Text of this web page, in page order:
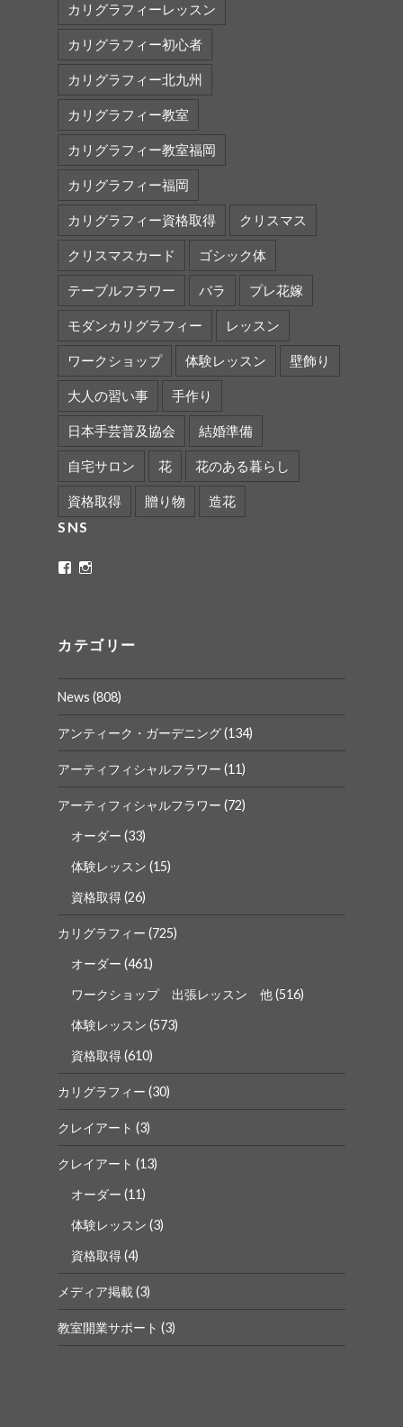
カリグラフィーレッスン
カリグラフィー初心者
カリグラフィー北九州
カリグラフィー教室
カリグラフィー教室福岡
カリグラフィー福岡
カリグラフィー資格取得 クリスマス
クリスマスカード ゴシック体
テーブルフラワー バラ プレ花嫁
モダンカリグラフィー レッスン
ワークショップ 体験レッスン 壁飾り
大人の習い事 手作り
日本手芸普及協会 結婚準備
自宅サロン 花 花のある暮らし
資格取得 贈り物 造花
SNS
ritaflower.calligraphy
ロ
フ
ー
ル
で
表
示
ロ
フ
ー
ル
で
表
示
カテゴリー
News (808)
アンティーク・ガーデニング(134)
アーティフィシャルフラワー (11)
アーティフィシャルフラワー (72)
オーダー (33)
体験レッスン (15)
資格取得(26)
カリグラフィー (725)
オーダー (461)
ワークショップ 出張レッスン 他(516)
体験レッスン (573)
資格取得(610)
カリグラフィー (30)
クレイアート (3)
クレイアート (13)
オーダー (11)
体験レッスン (3)
資格取得(4)
メディア掲載 (3)
教室開業サポート (3)